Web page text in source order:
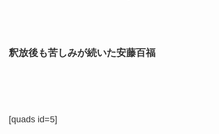
釈放後も苦しみが続いた安藤百福
[quads id=5]